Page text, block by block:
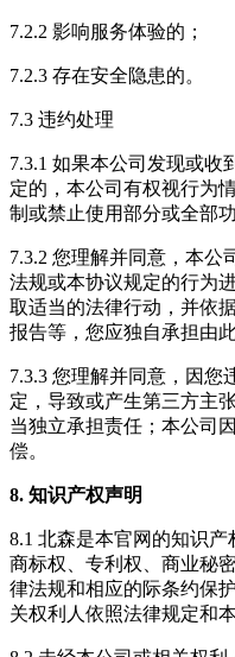
7.2.2 影响服务体验的；
7.2.3 存在安全隐患的。
7.3 违约处理
7.3.1 如果本公司发现或收
定的，本公司有权视行为
制或禁止使用部分或全部
7.3.2 您理解并同意，本公
法规或本协议规定的行为
取适当的法律行动，并依
报告等，您应独自承担由
7.3.3 您理解并同意，因您
定，导致或产生第三方主
当独立承担责任；本公司
偿。
8. 知识产权声明
8.1 北森是本官网的知识产
商标权、专利权、商业秘
律法规和相应的际条约保
关权利人依照法律规定和